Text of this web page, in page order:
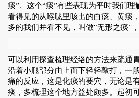
痰”。这个“痰”有些表现为平时我们理
看得见的从喉咙里咳出的白痰、黄痰
多的我们并看不见，叫做“无形之痰”，
可以利用探查梳理经络的方法来疏通
沿着小腿部分由上而下轻轻敲打，一
痛的反应，这是化痰的要穴，无论是
痰，多梳理这个地方益处颇多。起初